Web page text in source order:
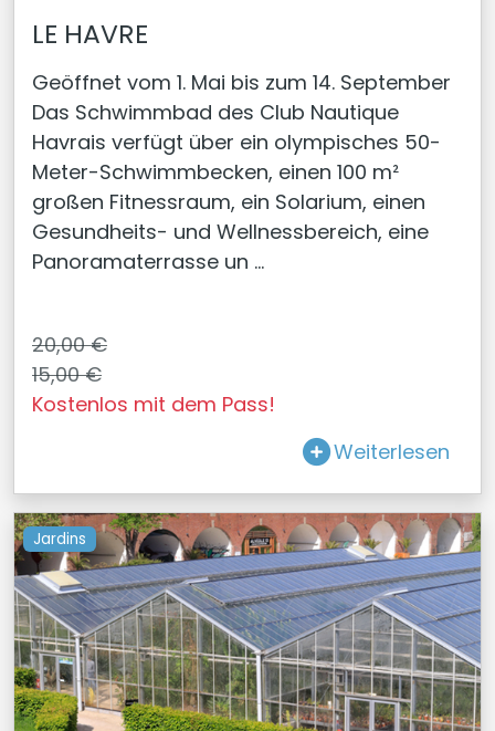
LE HAVRE
Geöffnet vom 1. Mai bis zum 14. September
Das Schwimmbad des Club Nautique
Havrais verfügt über ein olympisches 50-
Meter-Schwimmbecken, einen 100 m²
großen Fitnessraum, ein Solarium, einen
Gesundheits- und Wellnessbereich, eine
Panoramaterrasse un ...
20,00 €
15,00 €
Kostenlos mit dem Pass!
Weiterlesen
Jardins